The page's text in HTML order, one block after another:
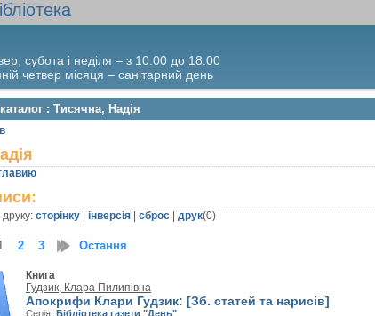
субота і неділя – з 10.00 до 18.00
четвер місяця – санітарний день
: Тисячна, Надія
сторінку інверсія сброс друк(0)
2 3 Остання
Книга
Гудзик, Клара Пилипівна
Апокрифи Клари Гудзик: [Зб. статей та нарисів]
Серія: Бібліотека газети "День"